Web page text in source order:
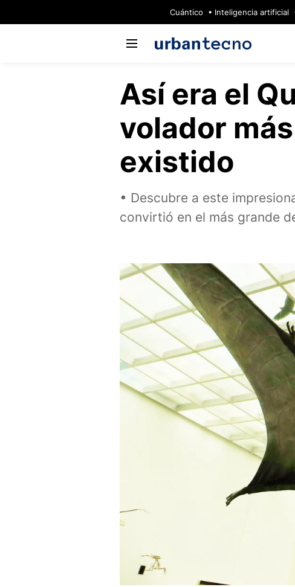
Cuántico Inteligencia artificial
Así era el
volador
existido
Descubre a este
convirtió en el más grande